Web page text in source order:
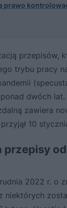
prawo
przepisów,
trybu pracy
dwóch lat.
zawiera
10
przepisy
2022 r. o
niektórych